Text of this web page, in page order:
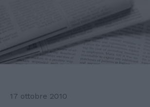
17 ottobre 2010